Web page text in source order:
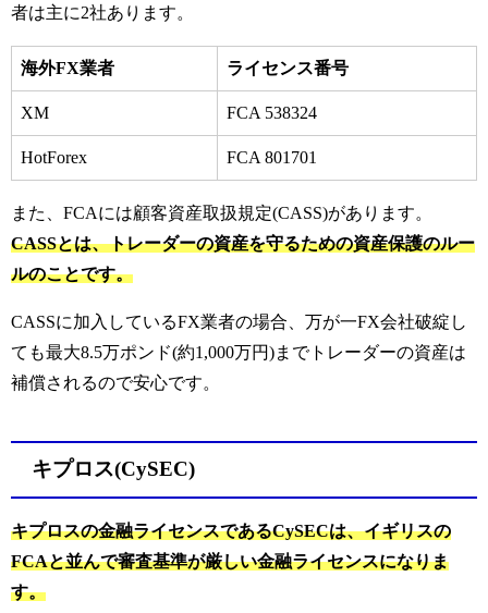
者は主に2社あります。
海外FX業者 ライセンス番号
XM FCA 538324
HotForex FCA 801701
また、FCAには顧客資産取扱規定(CASS)があります。
CASSとは、トレーダーの資産を守るための資産保護のルー
ルのことです。
CASSに加入しているFX業者の場合、万が一FX会社破綻し
ても最大8.5万ポンド(約1,000万円)までトレーダーの資産は
補償されるので安心です。
キプロス(CySEC)
キプロスの金融ライセンスであるCySECは、イギリスの
FCAと並んで審査基準が厳しい金融ライセンスになりま
す。